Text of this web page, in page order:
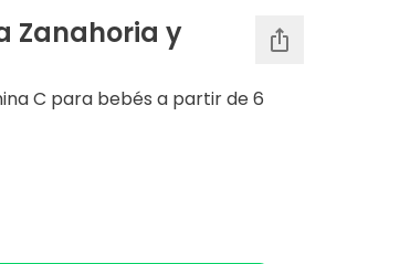
Zanahoria y
C para bebés a partir de 6